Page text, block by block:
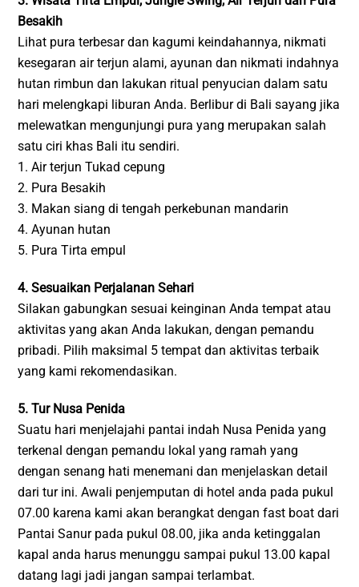
Besakih
Lihat pura terbesar dan kagumi keindahannya, nikmati
kesegaran air terjun alami, ayunan dan nikmati indahnya
hutan rimbun dan lakukan ritual penyucian dalam satu
hari melengkapi liburan Anda. Berlibur di Bali sayang jika
melewatkan mengunjungi pura yang merupakan salah
satu ciri khas Bali itu sendiri.
1. Air terjun Tukad cepung
2. Pura Besakih
3. Makan siang di tengah perkebunan mandarin
4. Ayunan hutan
5. Pura Tirta empul
4. Sesuaikan Perjalanan Sehari
Silakan gabungkan sesuai keinginan Anda tempat atau
aktivitas yang akan Anda lakukan, dengan pemandu
pribadi. Pilih maksimal 5 tempat dan aktivitas terbaik
yang kami rekomendasikan.
5. Tur Nusa Penida
Suatu hari menjelajahi pantai indah Nusa Penida yang
terkenal dengan pemandu lokal yang ramah yang
dengan senang hati menemani dan menjelaskan detail
dari tur ini. Awali penjemputan di hotel anda pada pukul
07.00 karena kami akan berangkat dengan fast boat dari
Pantai Sanur pada pukul 08.00, jika anda ketinggalan
kapal anda harus menunggu sampai pukul 13.00 kapal
datang lagi jadi jangan sampai terlambat.